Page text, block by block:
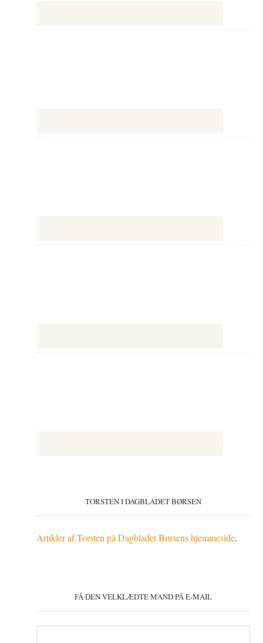
TORSTEN I DAGBLADET BØRSEN
Artikler af Torsten på Dagbladet Børsens hjemmeside.
FÅ DEN VELKLÆDTE MAND PÅ E-MAIL